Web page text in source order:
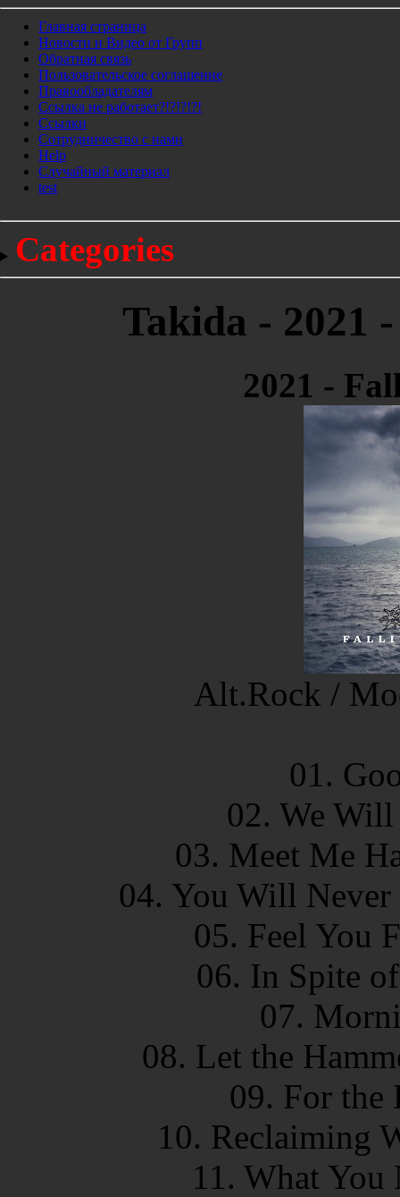
Главная страница
Новости и Видео от Групп
Обратная связь
Пользовательское соглашение
Правообладателям
Ссылка не работает?!?!?!?!
Ссылки
Сотрудничество с нами
Help
Cлучайный материал
test
Categories
Takida - 2021
2021 -
Alt.Rock /
01.
02. We
03. Meet Me
04. You Will
05. Feel You
06. In Spite
07.
08. Let the
09. For the
10. Reclaiming
11. What